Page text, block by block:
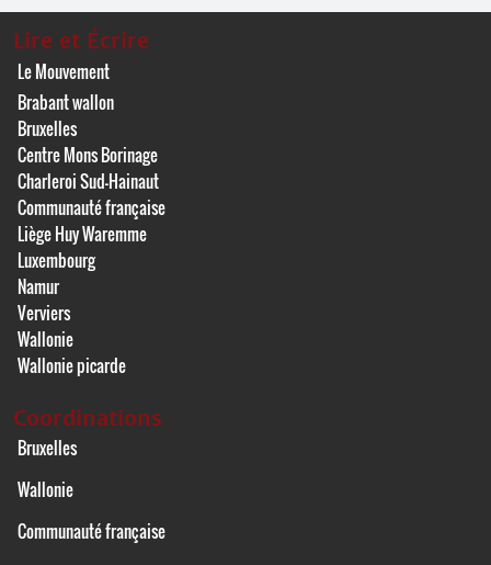
Lire et Écrire
Le Mouvement
Brabant wallon
Bruxelles
Centre Mons Borinage
Charleroi Sud-Hainaut
Communauté française
Liège Huy Waremme
Luxembourg
Namur
Verviers
Wallonie
Wallonie picarde
Coordinations
Bruxelles
Wallonie
Communauté française